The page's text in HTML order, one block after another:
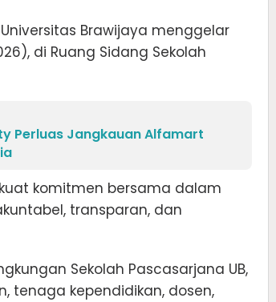
Brawijaya menggelar
di Ruang Sidang Sekolah
Perluas Jangkauan Alfamart
komitmen bersama dalam
transparan, dan
Sekolah Pascasarjana UB,
tenaga kependidikan, dosen,